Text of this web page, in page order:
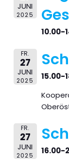
JUNI
2025
10.00-
FR.
27
JUNI
2025 15.00-
FR.
27
JUNI
2025 16.00-